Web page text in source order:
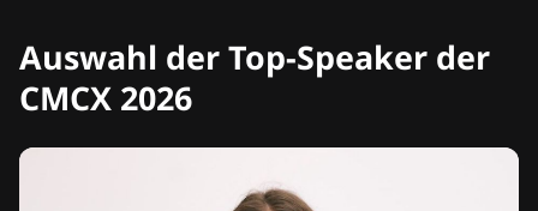
Auswahl der Top-Speaker der
CMCX 2026